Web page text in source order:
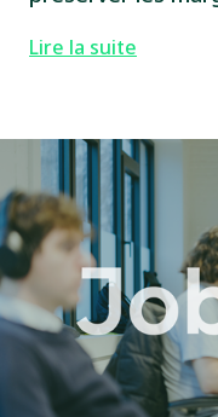
Lire la suite